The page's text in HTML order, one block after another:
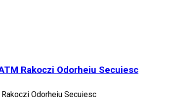
Rakoczi Odorheiu Secuiesc
Odorheiu Secuiesc